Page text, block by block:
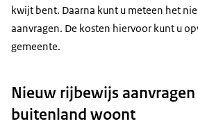
kwijt bent. Daarna kunt u meteen het
aanvragen. De kosten hiervoor kunt u
gemeente.
Nieuw rijbewijs
buitenland woont